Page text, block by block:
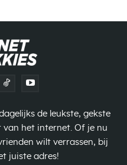
de leukste, gekste
van het internet. Of je nu
wilt verrassen, bij
juiste adres!